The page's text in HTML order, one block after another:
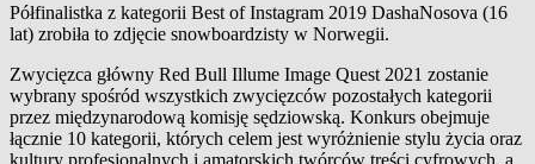
Półfinalistka z kategorii Best of Instagram 2019 DashaNosova (16
lat) zrobiła to zdjęcie snowboardzisty w Norwegii.
Zwycięzca główny Red Bull Illume Image Quest 2021 zostanie
wybrany spośród wszystkich zwycięzców pozostałych kategorii
przez międzynarodową komisję sędziowską. Konkurs obejmuje
łącznie 10 kategorii, których celem jest wyróżnienie stylu życia oraz
kultury profesjonalnych i amatorskich twórców treści cyfrowych, a